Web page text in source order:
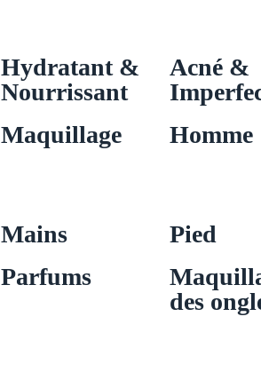
Hydratant &
Nourrissant
Maquillage
Acné &
Homme
Mains
Parfums
Pied
des